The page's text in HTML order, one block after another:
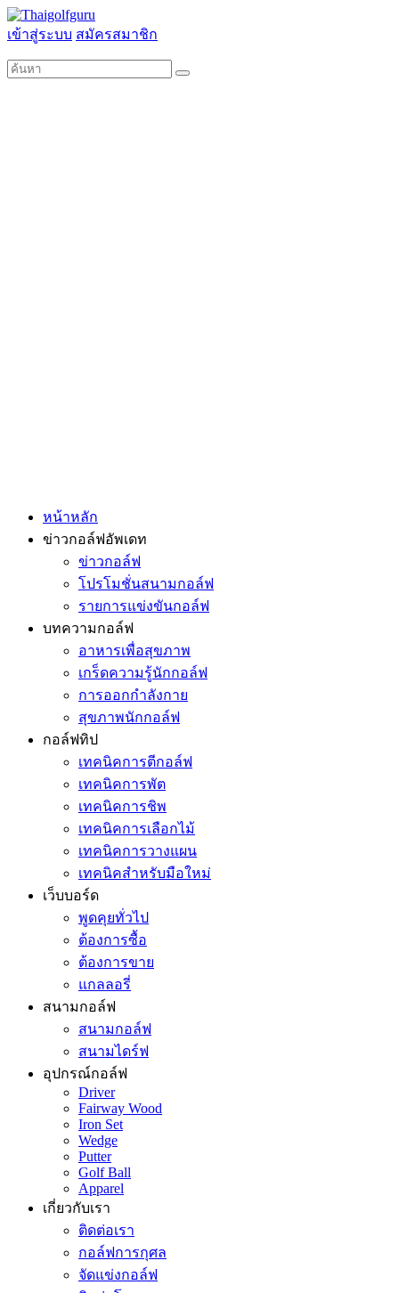
เข้าสู่ระบบ สมัครสมาชิก
หน้าหลัก
ข่าวกอล์ฟอัพเดท
ข่าวกอล์ฟ
โปรโมชั่นสนามกอล์ฟ
รายการแข่งขันกอล์ฟ
บทความกอล์ฟ
อาหารเพื่อสุขภาพ
เกร็ดความรู้นักกอล์ฟ
การออกกำลังกาย
สุขภาพนักกอล์ฟ
กอล์ฟทิป
เทคนิคการตีกอล์ฟ
เทคนิคการพัต
เทคนิคการชิพ
เทคนิคการเลือกไม้
เทคนิคการวางแผน
เทคนิคสำหรับมือใหม่
เว็บบอร์ด
พูดคุยทั่วไป
ต้องการซื้อ
ต้องการขาย
แกลลอรี่
สนามกอล์ฟ
สนามกอล์ฟ
สนามไดร์ฟ
อุปกรณ์กอล์ฟ
Driver
Fairway Wood
Iron Set
Wedge
Putter
Golf Ball
Apparel
เกี่ยวกับเรา
ติดต่อเรา
กอล์ฟการกุศล
จัดแข่งกอล์ฟ